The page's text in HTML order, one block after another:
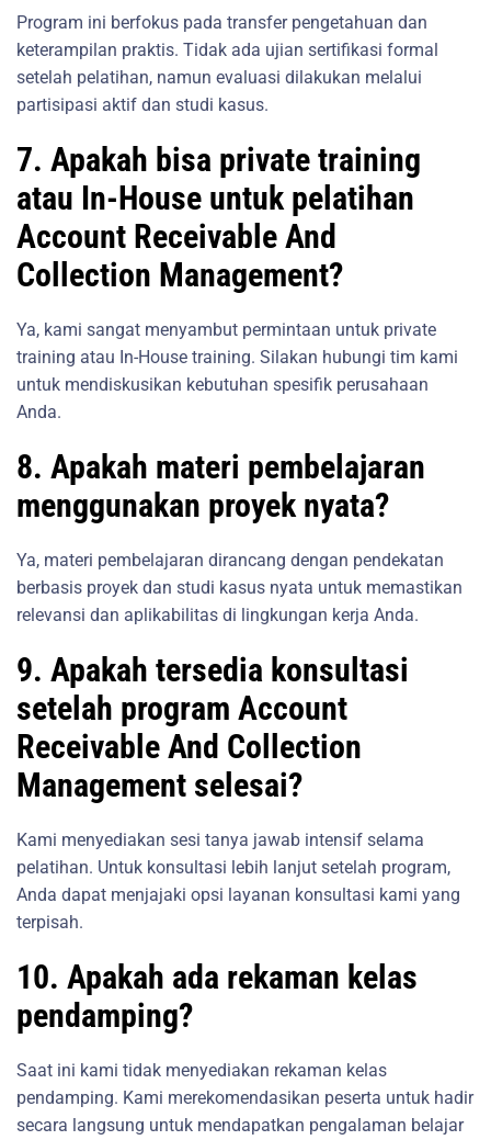
Program ini berfokus pada transfer pengetahuan dan
keterampilan praktis. Tidak ada ujian sertifikasi formal
setelah pelatihan, namun evaluasi dilakukan melalui
partisipasi aktif dan studi kasus.
7. Apakah bisa private training
atau In-House untuk pelatihan
Account Receivable And
Collection Management?
Ya, kami sangat menyambut permintaan untuk private
training atau In-House training. Silakan hubungi tim kami
untuk mendiskusikan kebutuhan spesifik perusahaan
Anda.
8. Apakah materi pembelajaran
menggunakan proyek nyata?
Ya, materi pembelajaran dirancang dengan pendekatan
berbasis proyek dan studi kasus nyata untuk memastikan
relevansi dan aplikabilitas di lingkungan kerja Anda.
9. Apakah tersedia konsultasi
setelah program Account
Receivable And Collection
Management selesai?
Kami menyediakan sesi tanya jawab intensif selama
pelatihan. Untuk konsultasi lebih lanjut setelah program,
Anda dapat menjajaki opsi layanan konsultasi kami yang
terpisah.
10. Apakah ada rekaman kelas
pendamping?
Saat ini kami tidak menyediakan rekaman kelas
pendamping. Kami merekomendasikan peserta untuk hadir
secara langsung untuk mendapatkan pengalaman belajar